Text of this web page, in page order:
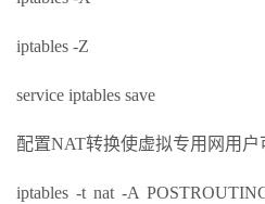
iptables -Z
service iptables save
配置NAT转换使虚拟专用网用户
iptables -t nat -A